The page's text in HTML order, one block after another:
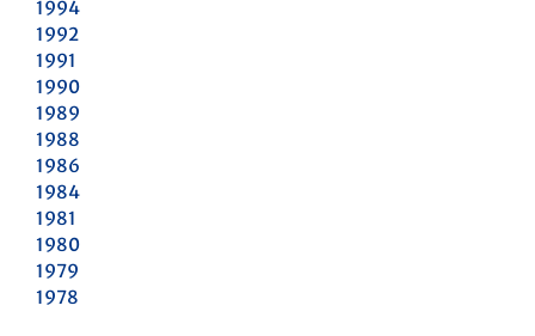
1994
1992
1991
1990
1989
1988
1986
1984
1981
1980
1979
1978